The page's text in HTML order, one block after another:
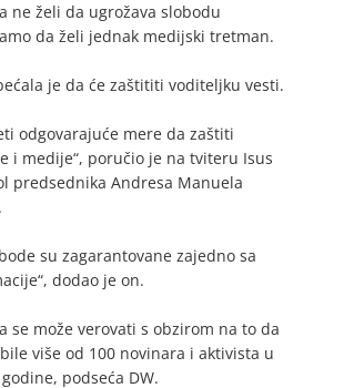
ne želi da ugrožava slobodu
da želi jednak medijski tretman.
je da će zaštititi voditeljku vesti.
odgovarajuće mere da zaštiti
i medije“, poručio je na tviteru Isus
predsednika Andresa Manuela
su zagarantovane zajedno sa
dodao je on.
se može verovati s obzirom na to da
više od 100 novinara i aktivista u
podseća DW.